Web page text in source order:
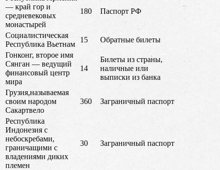
— край гор и
средневековых
монастырей
180 Паспорт РФ
Социалистическая
Республика Вьетнам
15
Обратные билеты
Гонконг, второе имя
Сянган — ведущий
финансовый центр
мира
14
Билеты из страны,
наличные или
выписки из банка
Грузия,называемая
своим народом
Сакартвело
360 Заграничный паспорт
Республика
Индонезия с
небоскребами,
граничащими с
владениями диких
племен
30 Заграничный паспорт